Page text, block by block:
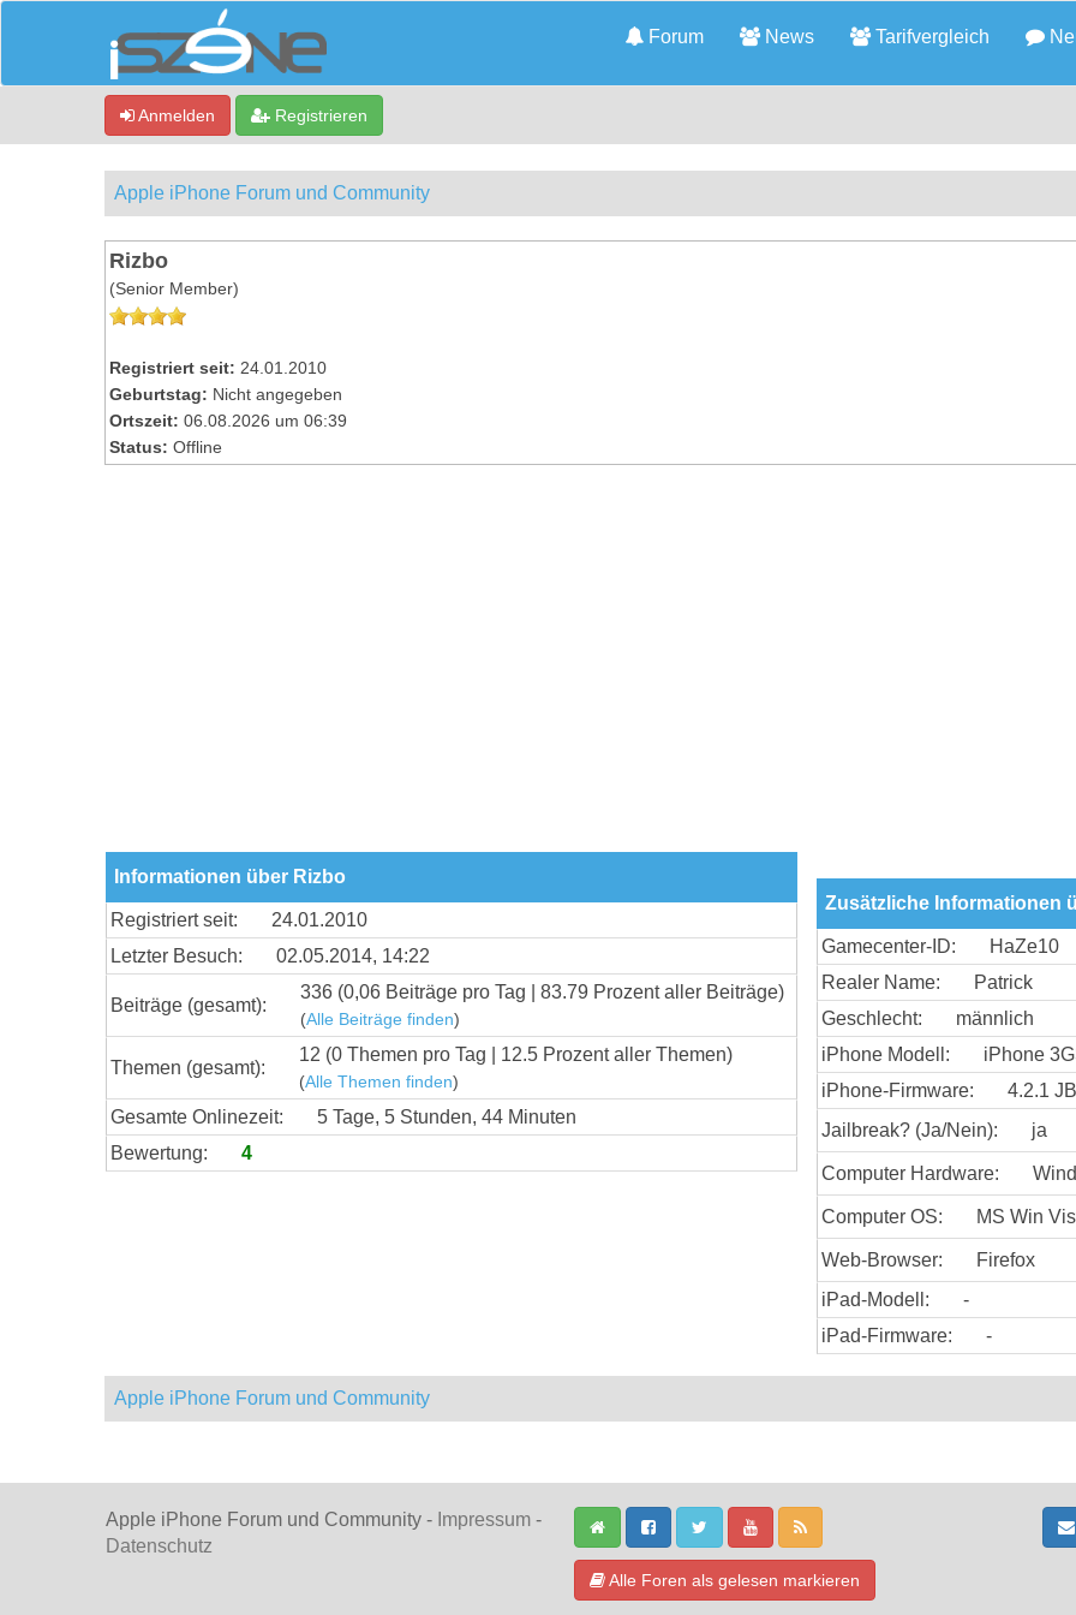
Forum News Tarifvergleich
Anmelden Registrieren
Apple iPhone Forum und Community
Rizbo
(Senior Member)
Registriert seit: 24.01.2010
Geburtstag: Nicht angegeben
Ortszeit: 06.08.2026 um 06:39
Status: Offline
Informationen über Rizbo
Registriert seit:
24.01.2010
Letzter Besuch:
02.05.2014, 14:22
Beiträge (gesamt):
336 (0,06 Beiträge pro Tag | 83.79 Prozent aller Beiträge)
(Alle Beiträge finden)
Themen (gesamt):
12 (0 Themen pro Tag | 12.5 Prozent aller Themen)
(Alle Themen finden)
Gesamte Onlinezeit:
5 Tage, 5 Stunden, 44 Minuten
Bewertung:
4
Zusätzliche Informationen
Gamecenter-ID:
HaZe10
Realer Name:
Patrick
Geschlecht:
männlich
iPhone Modell:
iPhone
iPhone-Firmware:
4.2.1 JB
Jailbreak? (Ja/Nein):
ja
Computer Hardware:
Computer OS: MS Win
Web-Browser:
Firefox
iPad-Modell:
-
iPad-Firmware:
-
Apple iPhone Forum und Community
Apple iPhone Forum und Community - Impressum -
Datenschutz
Alle Foren als gelesen markieren